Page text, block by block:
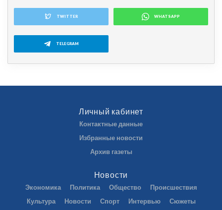
TWITTER WHATSAPP
TELEGRAM
Личный кабинет
Контактные данные
Избранные новости
Архив газеты
Новости
Экономика Политика Общество
Происшествия
Культура
Новости Спорт Интервью
Сюжеты